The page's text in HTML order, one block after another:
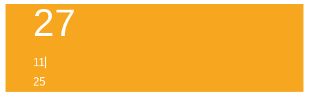
27
11
25